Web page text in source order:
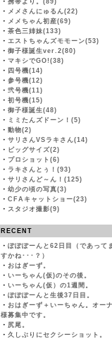
・ 携帯より。(89)
・ メメさんにゅるん(22)
・ メメちゃん初産(69)
・ 茶色三姉妹(133)
・ エストちゃんズモモーン(53)
・ 御子様誕生ver.2(80)
・ マキシでGO!(38)
・ 四号機(14)
・ 参号機(12)
・ 弐号機(11)
・ 初号機(15)
・ 御子様誕生(48)
・ ミミたんズドーン！(5)
・ 動物(2)
・ サリさんVSラキさん(14)
・ ビッグサイズ(2)
・ プロショット(6)
・ ラキさんとぅ！(93)
・ サリさんど～ん！(125)
・ 幼少の頃の写真(3)
・ CFAキャットショー(23)
・ スタジオ撮影(9)
RECENT
・ ぽぽぽーんと62日目（であって
すかね･･･？）
・ おはぎーず。
・ いーちゃん(仮)のその後。
・ いーちゃん(仮）の1週間。
・ ぽぽぽーんと生後37日目。
・ おはぎーず＋いーちゃん。オー
様募集中です。
・ 尻尾。
・ 久しぶりにセクシーショット。